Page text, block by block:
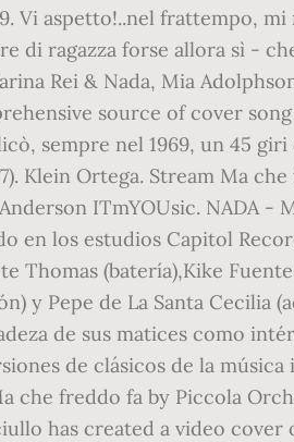
Vi aspetto!..nel frattempo,
di ragazza forse allora sì -
Rei & Nada, Mia
source of cover
sempre nel 1969, un 45
Klein Ortega. Stream Ma
ITmYOUsic. NADA -
en los estudios Capitol
Thomas (batería),Kike
y Pepe de La Santa Cecilia
de sus matices como
de clásicos de la
che freddo fa by Piccola
has created a video